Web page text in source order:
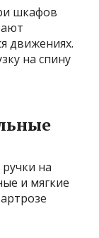
шкафов
движениях.
на спину
на
и мягкие